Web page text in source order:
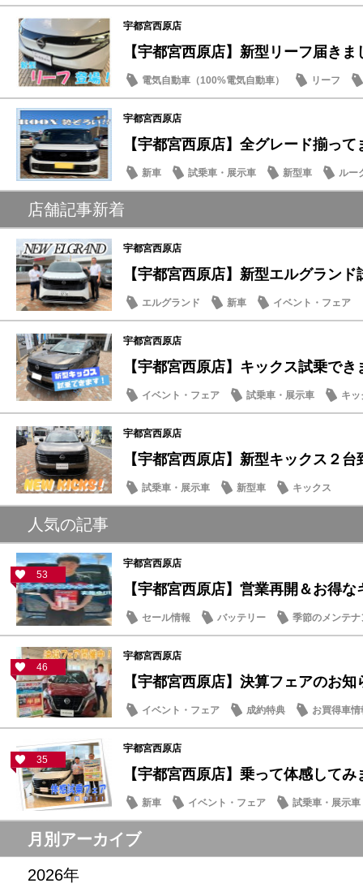
宇都宮西原店
【宇都宮西原店】新型リーフ届きま
電気自動車（100%電気自動車） リーフ
宇都宮西原店
【宇都宮西原店】全グレード揃って
新車 試乗車・展示車 新型車 ルー
店舗記事新着
宇都宮西原店
【宇都宮西原店】新型エルグランド
エルグランド 新車 イベント・フェア
宇都宮西原店
【宇都宮西原店】キックス試乗でき
イベント・フェア 試乗車・展示車 キッ
宇都宮西原店
【宇都宮西原店】新型キックス２台
試乗車・展示車 新型車 キックス
人気の記事
53
宇都宮西原店
【宇都宮西原店】営業再開＆お得
セール情報 バッテリー 季節のメンテナ
46
宇都宮西原店
【宇都宮西原店】決算フェアのお知
イベント・フェア 成約特典 お買得車情
35
宇都宮西原店
【宇都宮西原店】乗って体感してみ
新車 イベント・フェア 試乗車・展示車
月別アーカイブ
2026年